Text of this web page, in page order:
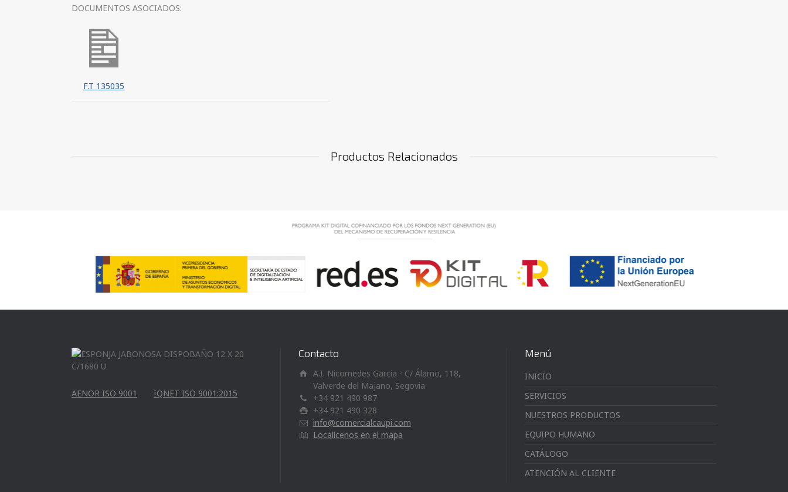
DOCUMENTOS ASOCIADOS:
F.T 135035
Productos Relacionados
AENOR ISO 9001 IQNET ISO 9001:2015
Contacto
A.I. Nicomedes García - C/ Álamo, 118,
Valverde del Majano, Segovia
+34 921 490 987
+34 921 490 328
info@comercialcaupi.com
Localícenos en el mapa
Menú
INICIO
SERVICIOS
NUESTROS PRODUCTOS
EQUIPO HUMANO
CATÁLOGO
ATENCIÓN AL CLIENTE